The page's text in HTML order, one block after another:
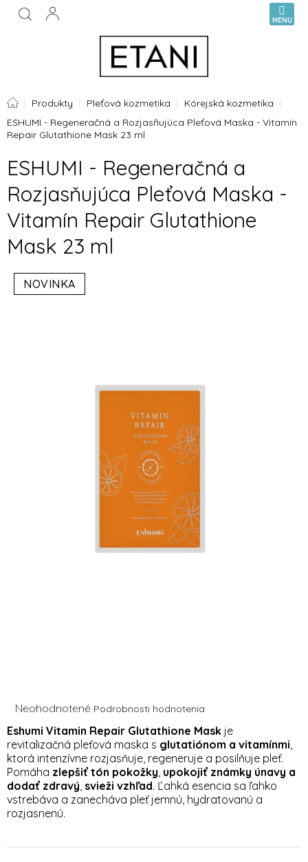
Prejsť
KOŠÍK
DomovProdukty Pleťová kozmetika
Kórejská kozmetika
ESHUMI - Regeneračná a Rozjasňujúca Pleťová Maska - Vitamín
Repair Glutathione Mask 23 ml
ESHUMI - Regeneračná a
Rozjasňujúca Pleťová Maska -
Vitamín Repair Glutathione
Mask 23 ml
NOVINKA
Priemerné
produktu
je
0,0
z
5
hviezdičiek.
Neohodnotené Podrobnosti hodnotenia
Eshumi Vitamin Repair Glutathione Mask je
revitalizačná pleťová maska s glutatiónom a vitamínmi
ktorá intenzívne rozjasňuje, regeneruje a posilňuje pleť.
Pomáha zlepšiť tón pokožky upokojiť známky únavy a
dodať zdravý svieži vzhľad. Ľahká esencia sa ľahko
vstrebáva a zanecháva pleť jemnú, hydratovanú a
rozjasnenú.